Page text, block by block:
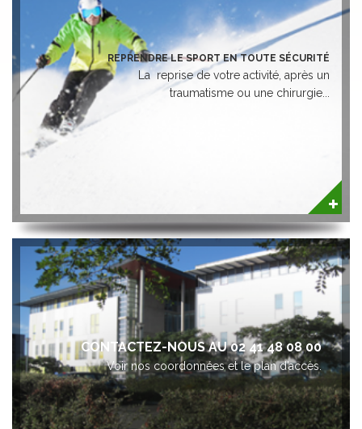
REPRENDRE LE SPORT EN TOUTE SÉCURITÉ
La reprise de votre activité, après un
traumatisme ou une chirurgie...
CONTACTEZ-NOUS AU 02 41 48 08 00
Voir nos coordonnées et le plan d’accès.